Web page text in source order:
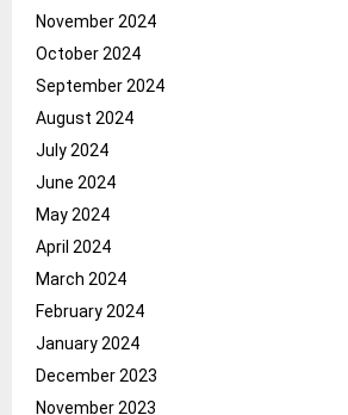
November 2024
October 2024
September 2024
August 2024
July 2024
June 2024
May 2024
April 2024
March 2024
February 2024
January 2024
December 2023
November 2023